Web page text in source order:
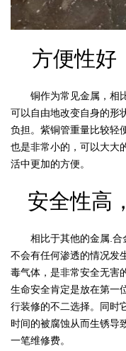
方便性好
铜作为常见金属，相比
可以自由地改变自身的形
负担。紫铜管重量比较轻
也是非常小的，可以大大
活中更加的方便。
安全性高
相比于其他的金属.合
不会有任何渗透的情况发
毒气体，是非常安全无害
生命安全肯定是放在第一
行装修的不二选择。同时
时间的被腐蚀从而生锈导
一笔维修费。